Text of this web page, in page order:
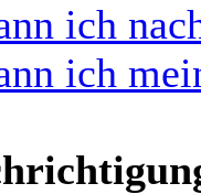
ich
ich